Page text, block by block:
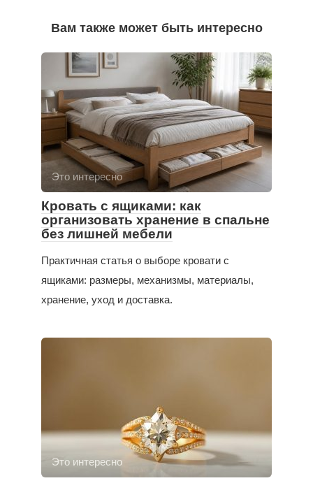
Вам также может быть интересно
Это интересно
Кровать с ящиками: как
организовать хранение в спальне
без лишней мебели
Практичная статья о выборе кровати с
ящиками: размеры, механизмы, материалы,
хранение, уход и доставка.
Это интересно